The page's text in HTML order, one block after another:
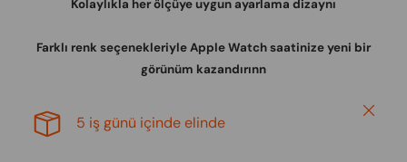
Kolaylıkla her ölçüye uygun ayarlama dizaynı
Farklı renk seçenekleriyle Apple Watch saatinize yeni bir
görünüm kazandırınn
5 iş günü içinde elinde
Close